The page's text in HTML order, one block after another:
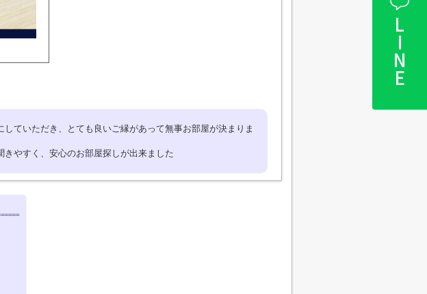
LINE
ていただき、とても良いご縁があって無事お部屋が決まりま
やすく、安心のお部屋探しが出来ました